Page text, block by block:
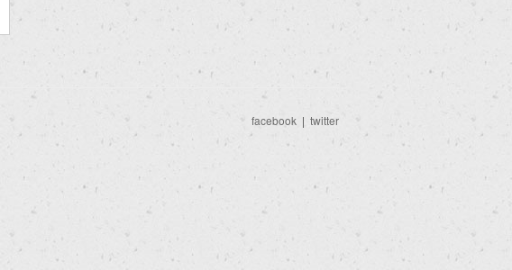
facebook | twitter